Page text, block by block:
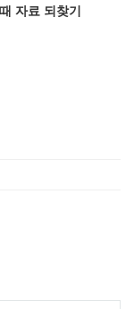
자료 되찾기